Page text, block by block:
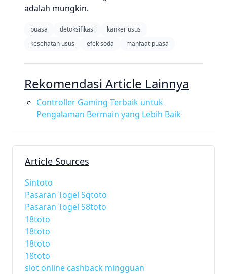
adalah mungkin.
puasa detoksifikasi
kanker usus
kesehatan usus
efek soda manfaat puasa
Rekomendasi Article Lainnya
Controller Gaming Terbaik untuk
Pengalaman Bermain yang Lebih Baik
Article Sources
Sintoto
Pasaran Togel Sqtoto
Pasaran Togel S8toto
18toto
18toto
18toto
18toto
slot online cashback mingguan